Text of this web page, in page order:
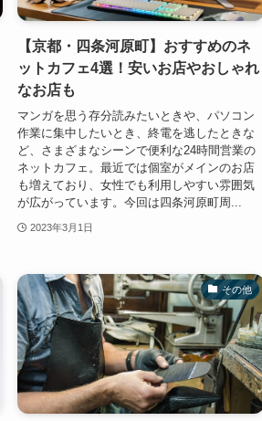
【京都・四条河原町】おすすめのネ
ットカフェ4選！安いお店やおしゃれ
なお店も
マンガを思う存分読みたいときや、パソコン
作業に集中したいとき、終電を逃したときな
ど、さまざまなシーンで便利な24時間営業の
ネットカフェ。最近では個室がメインのお店
も増えており、女性でも利用しやすい雰囲気
が広がっています。今回は四条河原町周...
2023年3月1日
その他